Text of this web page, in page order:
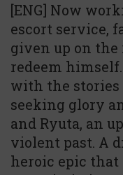
[ENG] Now
escort service,
given up on
redeem
with the stories
seeking glory
and Ryuta, an
violent past. A
heroic epic that